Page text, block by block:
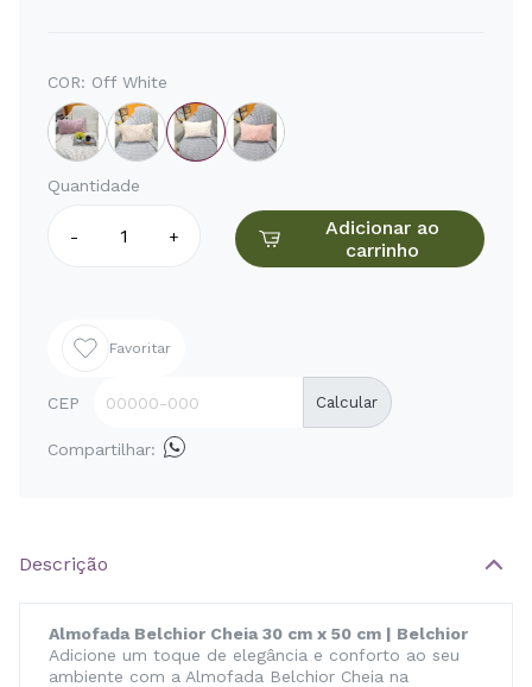
COR: Off White
Quantidade
- +
Adicionar ao
carrinho
Favoritar
CEP Calcular
Compartilhar:
Descrição
Almofada Belchior Cheia 30 cm x 50 cm | Belchior
Adicione um toque de elegância e conforto ao seu
ambiente com a Almofada Belchior Cheia na